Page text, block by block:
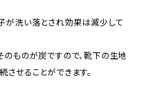
が洗い落とされ効果は減少して
ものが炭ですので、靴下の生地
せることができます。